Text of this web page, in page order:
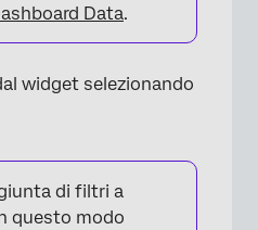
Data.
widget selezionando
di filtri a
questo modo